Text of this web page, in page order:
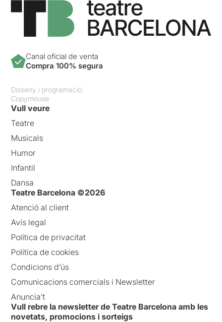
Canal oficial de venta
Compra 100% segura
Disseny i programació:
Copymouse
Vull veure
Teatre
Musicals
Humor
Infantil
Dansa
Teatre Barcelona ©2026
Atenció al client
Avís legal
Política de privacitat
Política de cookies
Condicions d’ús
Comunicacions comercials i Newsletter
Anuncia’t
Vull rebre la newsletter de Teatre Barcelona amb les
novetats, promocions i sorteigs